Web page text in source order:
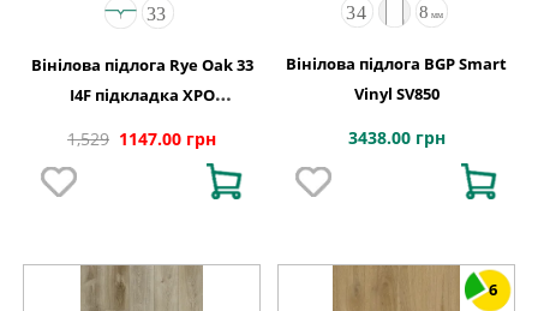
Вінілова підлога Rye Oak 33
I4F підкладка XPO
1,529 1147.00 грн
Вінілова підлога BGP Smart
Vinyl SV850
3438.00 грн
6